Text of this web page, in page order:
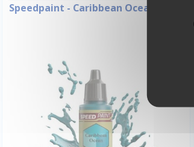
Speedpaint - Caribbean Ocean 2.0